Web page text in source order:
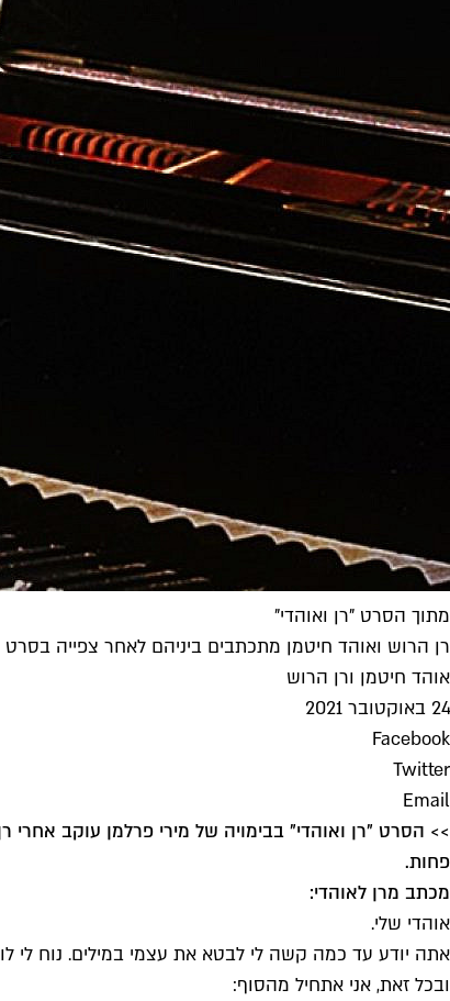
מתוך הסרט "רן ואוהדי"
רן הרוש ואוהד חיטמן מתכתבים ביניהם לאחר צפייה
אוהד חיטמן ורן הרוש
24 באוקטובר 2021
Facebook
Twitter
Email
>> הסרט "רן ואוהדי" בבימויה של מירי פרלמן עוקב
פחות.
מכתב מרן לאוהדי:
אוהדי שלי.
אתה יודע עד כמה קשה לי לבטא את עצמי במילים. נוח לי
ובכל זאת, אני אתחיל מהסוף: